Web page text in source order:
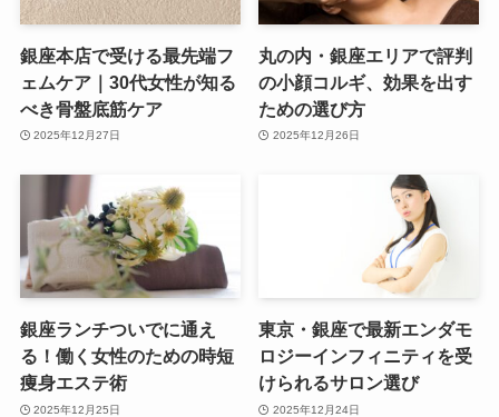
銀座本店で受ける最先端フ
ェムケア｜30代女性が知る
べき骨盤底筋ケア
2025年12月27日
丸の内・銀座エリアで評判
の小顔コルギ、効果を出す
ための選び方
2025年12月26日
銀座ランチついでに通え
る！働く女性のための時短
痩身エステ術
2025年12月25日
東京・銀座で最新エンダモ
ロジーインフィニティを受
けられるサロン選び
2025年12月24日